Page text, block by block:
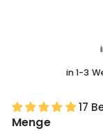
in 1-3
17
Menge